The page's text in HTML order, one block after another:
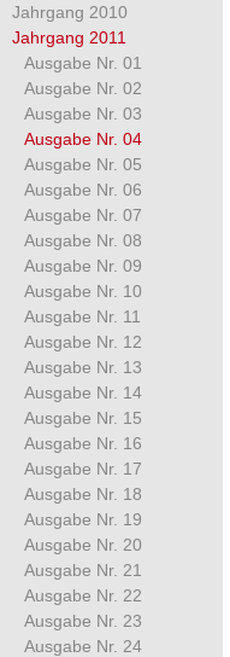
Jahrgang 2010
Jahrgang 2011
Ausgabe Nr. 01
Ausgabe Nr. 02
Ausgabe Nr. 03
Ausgabe Nr. 04
Ausgabe Nr. 05
Ausgabe Nr. 06
Ausgabe Nr. 07
Ausgabe Nr. 08
Ausgabe Nr. 09
Ausgabe Nr. 10
Ausgabe Nr. 11
Ausgabe Nr. 12
Ausgabe Nr. 13
Ausgabe Nr. 14
Ausgabe Nr. 15
Ausgabe Nr. 16
Ausgabe Nr. 17
Ausgabe Nr. 18
Ausgabe Nr. 19
Ausgabe Nr. 20
Ausgabe Nr. 21
Ausgabe Nr. 22
Ausgabe Nr. 23
Ausgabe Nr. 24